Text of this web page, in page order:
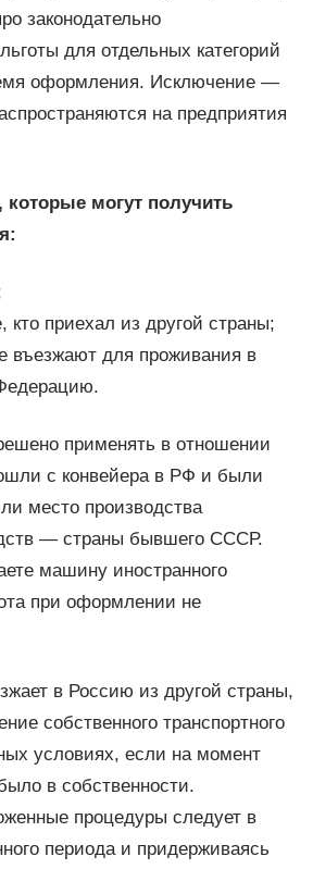
законодательно
для отдельных категорий
оформления. Исключение —
на предприятия
могут получить
кто приехал из другой страны;
въезжают для проживания в
применять в отношении
с конвейера в РФ и были
место производства
— страны бывшего СССР.
машину иностранного
при оформлении не
в Россию из другой страны,
собственного транспортного
условиях, если на момент
в собственности.
процедуры следует в
периода и придерживаясь